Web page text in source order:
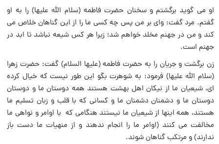
او می گوید برگشتم و سخنان حضرت فاطمه (سلام الله علیها) را به او
گفتم. مرد گفت: واى بر من پس چه كسی ما را از اين گناهان خلاص مى‏
كند و من در جهنم مخلد خواهم شد؛ زيرا هر كس شيعه نباشد تا ابد در
جهنم است.
زن برگشت و جريان را به حضرت فاطمه (عليها السلام) گفت: حضرت زهرا
(سلام الله علیها) فرمود: به شوهرت بگو اين طور نيست كه خيال كرده
‏اى، شيعيان ما از نيكان اهل بهشت هستند همه دوستان ما و دوستان
دوستان ما و دشمنان دشمنان ما و كسانى كه با قلب و زبان تسلیم ما
هستند، همه اينها از شيعيان ما نيستند هنگامى كه با اوامر و نواهی ما
مخالفت می کنند (اوامر ما را انجام ندهند و از منهيات ما دست باز
ندارند) و مرتكب گناهان شوند.